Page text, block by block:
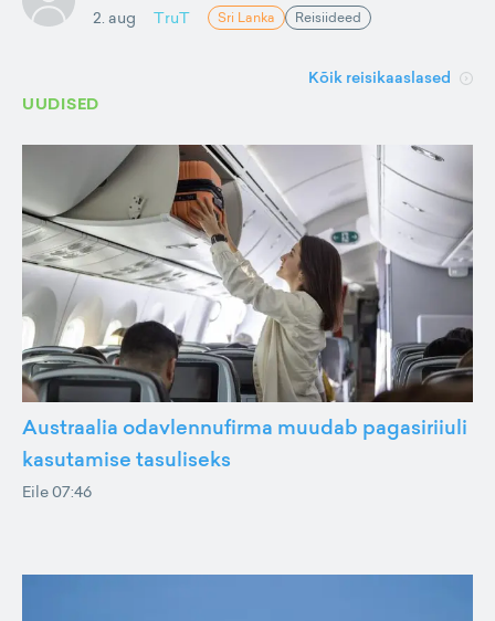
2. aug TruT Sri Lanka Reisiideed
Kõik reisikaaslased
UUDISED
Austraalia odavlennufirma muudab pagasiriiuli
kasutamise tasuliseks
Eile 07:46